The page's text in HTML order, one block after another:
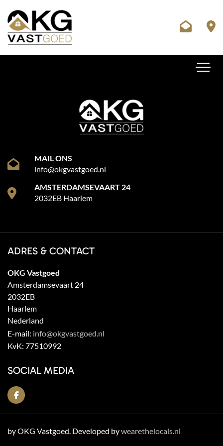
MAIL ONS
info@okgvastgoed.nl
AMSTERDAMSEVAART 24
2032EB Haarlem
ADRES & CONTACT
OKG Vastgoed
Amsterdamsevaart 24
2032EB
Haarlem
Nederland
E-mail: info@okgvastgoed.nl
KvK: 77510992
SOCIAL MEDIA
by OKG Vastgoed. Developed bywearethelocals.nl